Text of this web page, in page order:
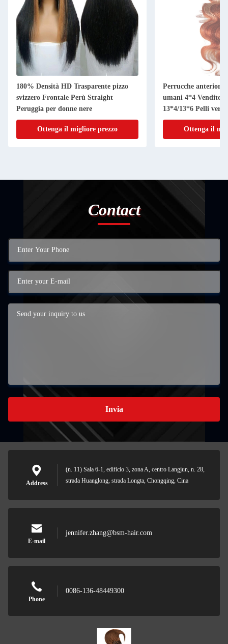
180% Densità HD Trasparente pizzo
svizzero Frontale Perù Straight
Peruggia per donne nere
Ottenga il migliore prezzo
Perrucche anteriori
umani 4*4
13*4/13*6 Pelli
Ottenga il
Contact
Invia
Address
(n. 11) Sala 6-1, edificio 3, zona A, centro Langjun, n. 28,
strada Huanglong, strada Longta, Chongqing, Cina
E-mail
jennifer.zhang@bsm-hair.com
Phone
0086-136-48449300